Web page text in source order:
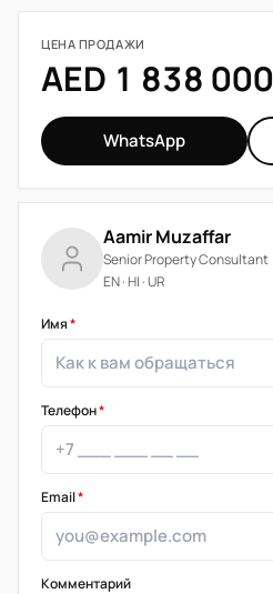
ЦЕНА ПРОДАЖИ
AED 1 838 000
WhatsApp
Aamir Muzaffar
Senior Property Consultant
EN · HI · UR
Имя*
Телефон*
Email*
Комментарий